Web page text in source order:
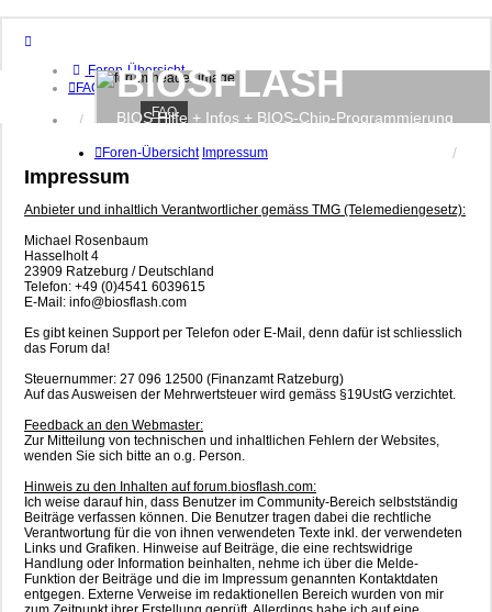
Foren-Übersicht
FAQ
Anmelden
BIOSFLASH
BIOS Hilfe + Infos + BIOS-Chip-Programmierung
FAQ
Foren-Übersicht Impressum
Impressum
Anbieter und inhaltlich Verantwortlicher gemäss TMG (Telemediengesetz):
Michael Rosenbaum
Hasselholt 4
23909 Ratzeburg / Deutschland
Telefon: +49 (0)4541 6039615
E-Mail: info@biosflash.com
Es gibt keinen Support per Telefon oder E-Mail, denn dafür ist schliesslich
das Forum da!
Steuernummer: 27 096 12500 (Finanzamt Ratzeburg)
Auf das Ausweisen der Mehrwertsteuer wird gemäss §19UstG verzichtet.
Feedback an den Webmaster:
Zur Mitteilung von technischen und inhaltlichen Fehlern der Websites,
wenden Sie sich bitte an o.g. Person.
Hinweis zu den Inhalten auf forum.biosflash.com:
Ich weise darauf hin, dass Benutzer im Community-Bereich selbstständig
Beiträge verfassen können. Die Benutzer tragen dabei die rechtliche
Verantwortung für die von ihnen verwendeten Texte inkl. der verwendeten
Links und Grafiken. Hinweise auf Beiträge, die eine rechtswidrige
Handlung oder Information beinhalten, nehme ich über die Melde-
Funktion der Beiträge und die im Impressum genannten Kontaktdaten
entgegen. Externe Verweise im redaktionellen Bereich wurden von mir